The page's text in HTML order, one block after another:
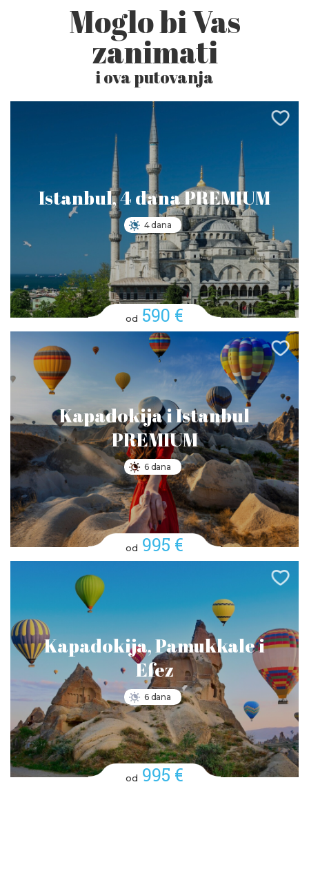
Moglo bi Vas
zanimati
i ova putovanja
Istanbul, 4 dana PREMIUM
4 dana
od 590 €
Kapadokija i Istanbul
PREMIUM
6 dana
od 995 €
Kapadokija, Pamukkale i
Efez
6 dana
od 995 €